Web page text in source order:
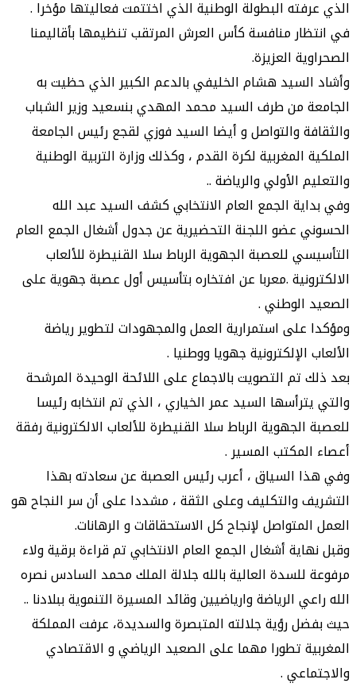
الذي عرفته البطولة الوطنية الذي اختتمت فعاليتها مؤخرا .
في انتظار منافسة كأس العرش المرتقب تنظيمها بأقاليمنا
الصحراوية العزيزة.
وأشاد السيد هشام الخليفي بالدعم الكبير الذي حظيت به
الجامعة من طرف السيد محمد المهدي بنسعيد وزير الشباب
والثقافة والتواصل و أيضا السيد فوزي لقجع رئيس الجامعة
الملكية المغربية لكرة القدم ، وكذلك وزارة التربية الوطنية
والتعليم الأولي والرياضة ..
وفي بداية الجمع العام الانتخابي كشف السيد عبد الله
الحسوني عضو اللجنة التحضيرية عن جدول أشغال الجمع العام
التأسيسي للعصبة الجهوية الرباط سلا القنيطرة للألعاب
الالكترونية .معربا عن افتخاره بتأسيس أول عصبة جهوية على
الصعيد الوطني .
ومؤكدا على استمرارية العمل والمجهودات لتطوير رياضة
الألعاب الإلكترونية جهويا ووطنيا .
بعد ذلك تم التصويت بالاجماع على اللائحة الوحيدة المرشحة
والتي يترأسها السيد عمر الخياري ، الذي تم انتخابه رئيسا
للعصبة الجهوية الرباط سلا القنيطرة للألعاب الالكترونية رفقة
أعصاء المكتب المسير .
وفي هذا السياق ، أعرب رئيس العصبة عن سعادته بهذا
التشريف والتكليف وعلى الثقة ، مشددا على أن سر النجاح هو
العمل المتواصل لإنجاح كل الاستحقاقات و الرهانات.
وقبل نهاية أشغال الجمع العام الانتخابي تم قراءة برقية ولاء
مرفوعة للسدة العالية بالله جلالة الملك محمد السادس نصره
الله راعي الرياضة وارياضيين وقائد المسيرة التنموية ببلادنا ..
حيث بفضل رؤية جلالته المتبصرة والسديدة، عرفت المملكة
المغربية تطورا مهما على الصعيد الرياضي و الاقتصادي
والاجتماعي .